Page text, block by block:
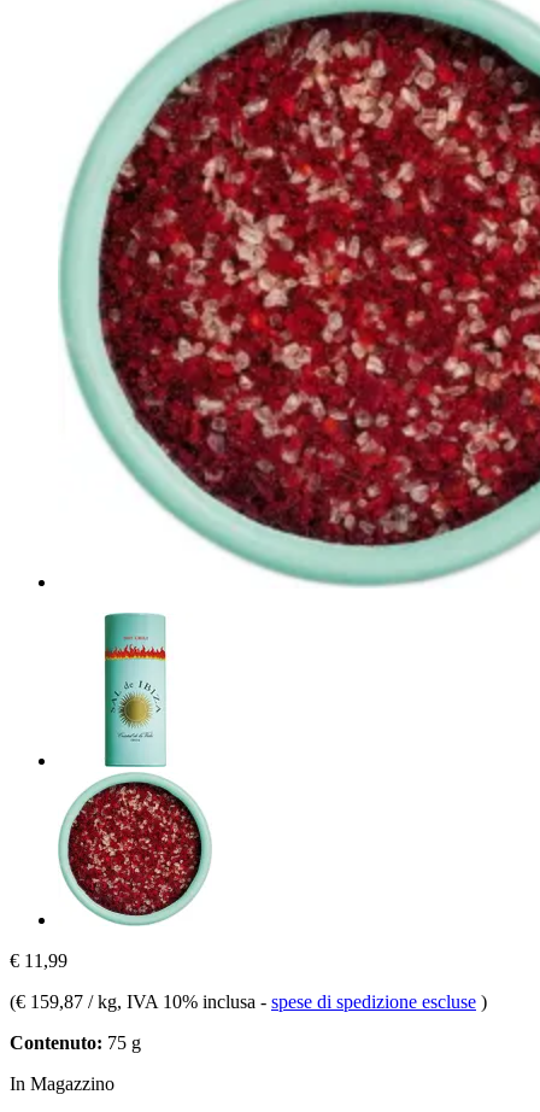
€ 11,99
(€ 159,87 / kg, IVA 10% inclusa - spese di spedizione escluse )
Contenuto: 75 g
In Magazzino